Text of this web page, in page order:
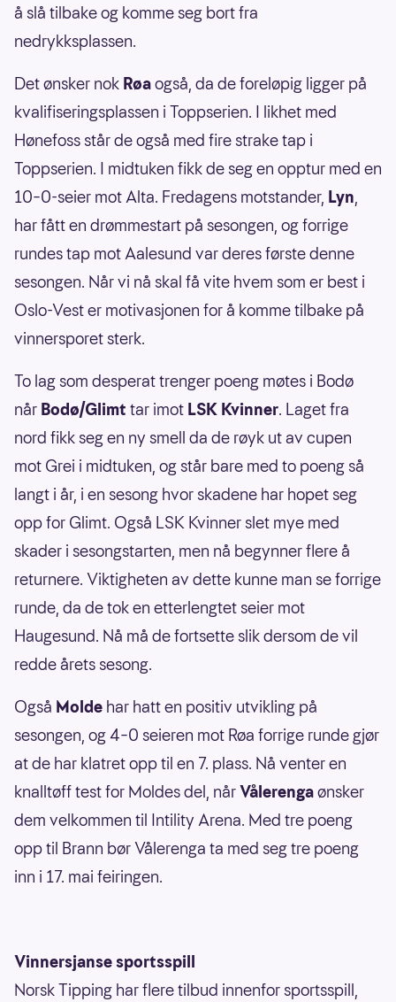
å slå tilbake og komme seg bort fra
nedrykksplassen.
Det ønsker nok Røaogså, da de foreløpig ligger på
kvalifiseringsplassen i Toppserien. I likhet med
Hønefoss står de også med fire strake tap i
Toppserien. I midtuken fikk de seg en opptur med en
10–0-seier mot Alta. Fredagens motstander, Lyn,
har fått en drømmestart på sesongen, og forrige
rundes tap mot Aalesund var deres første denne
sesongen. Når vi nå skal få vite hvem som er best i
Oslo-Vest er motivasjonen for å komme tilbake på
vinnersporet sterk.
To lag som desperat trenger poeng møtes i Bodø
når Bodø/Glimt tar imot LSK Kvinner. Laget fra
nord fikk seg en ny smell da de røyk ut av cupen
mot Grei i midtuken, og står bare med to poeng så
langt i år, i en sesong hvor skadene har hopet seg
opp for Glimt. Også LSK Kvinner slet mye med
skader i sesongstarten, men nå begynner flere å
returnere. Viktigheten av dette kunne man se forrige
runde, da de tok en etterlengtet seier mot
Haugesund. Nå må de fortsette slik dersom de vil
redde årets sesong.
Også Molde har hatt en positiv utvikling på
sesongen, og 4–0 seieren mot Røa forrige runde gjør
at de har klatret opp til en 7. plass. Nå venter en
knalltøff test for Moldes del, nårVålerengaønsker
dem velkommen til Intility Arena. Med tre poeng
opp til Brann bør Vålerenga ta med seg tre poeng
inn i 17. mai feiringen.
Vinnersjanse sportsspill
Norsk Tipping har flere tilbud innenfor sportsspill,